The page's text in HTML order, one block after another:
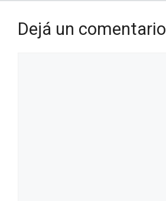
Dejá un comentario